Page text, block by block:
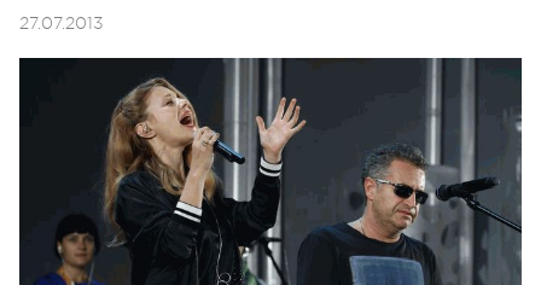
27.07.2013